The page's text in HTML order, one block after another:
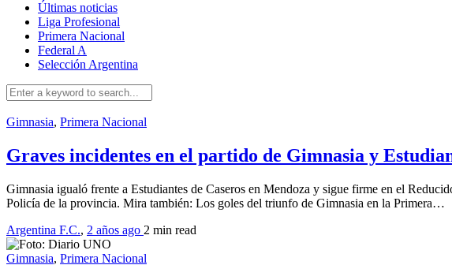
Últimas noticias
Liga Profesional
Primera Nacional
Federal A
Selección Argentina
Gimnasia, Primera Nacional
Graves incidentes en el partido de Gimnasia y
Gimnasia igualó frente a Estudiantes de Caseros en Mendoza y sigue firme en el
Policía de la provincia. Mira también: Los goles del triunfo de Gimnasia en la Primera…
Argentina F.C., 2 años ago 2 min read
Gimnasia, Primera Nacional